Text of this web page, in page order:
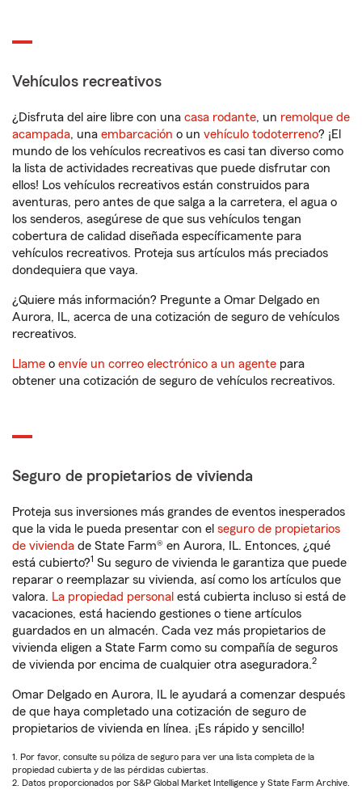
Vehículos recreativos
¿Disfruta del aire libre con una casa rodante, un remolque de
acampada, una embarcación o un vehículo todoterreno? ¡El
mundo de los vehículos recreativos es casi tan diverso como
la lista de actividades recreativas que puede disfrutar con
ellos! Los vehículos recreativos están construidos para
aventuras, pero antes de que salga a la carretera, el agua o
los senderos, asegúrese de que sus vehículos tengan
cobertura de calidad diseñada específicamente para
vehículos recreativos. Proteja sus artículos más preciados
dondequiera que vaya.
¿Quiere más información? Pregunte a Omar Delgado en
Aurora, IL, acerca de una cotización de seguro de vehículos
recreativos.
Llame o envíe un correo electrónico a un agente para
obtener una cotización de seguro de vehículos recreativos.
Seguro de propietarios de vivienda
Proteja sus inversiones más grandes de eventos inesperados
que la vida le pueda presentar con el seguro de propietarios
de vivienda de State Farm® en Aurora, IL. Entonces, ¿qué
está cubierto?1 Su seguro de vivienda le garantiza que puede
reparar o reemplazar su vivienda, así como los artículos que
valora. La propiedad personal está cubierta incluso si está de
vacaciones, está haciendo gestiones o tiene artículos
guardados en un almacén. Cada vez más propietarios de
vivienda eligen a State Farm como su compañía de seguros
de vivienda por encima de cualquier otra aseguradora.2
Omar Delgado en Aurora, IL le ayudará a comenzar después
de que haya completado una cotización de seguro de
propietarios de vivienda en línea. ¡Es rápido y sencillo!
1. Por favor, consulte su póliza de seguro para ver una lista completa de la
propiedad cubierta y de las pérdidas cubiertas.
2. Datos proporcionados por S&P Global Market Intelligence y State Farm Archive.